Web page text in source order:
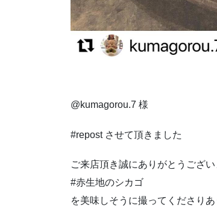
@kumagorou.7 様
#repost させて頂きました
ご来店頂き誠にありがとうござい
#赤生地のシカゴ
を美味しそうに撮ってくださり